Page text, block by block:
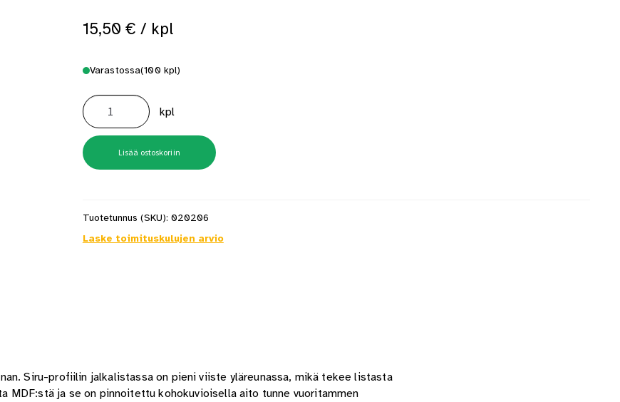
15,50 € / kpl
Varastossa(100 kpl)
Jalkalista
Siru
MDF
15x65x2750
Mel
Aito
Tunne
Vuoritammi
määrä
kpl
Lisää ostoskoriin
Tuotetunnus (SKU): 020206
Laske toimituskulujen arvio
Siru-profiilin jalkalistassa on pieni viiste yläreunassa, mikä tekee listasta
MDF:stä ja se on pinnoitettu kohokuvioisella aito tunne vuoritammen